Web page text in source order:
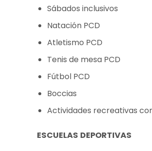
Sábados inclusivos
Natación PCD
Atletismo PCD
Tenis de mesa PCD
Fútbol PCD
Boccias
Actividades recreativas
ESCUELAS DEPORTIVAS